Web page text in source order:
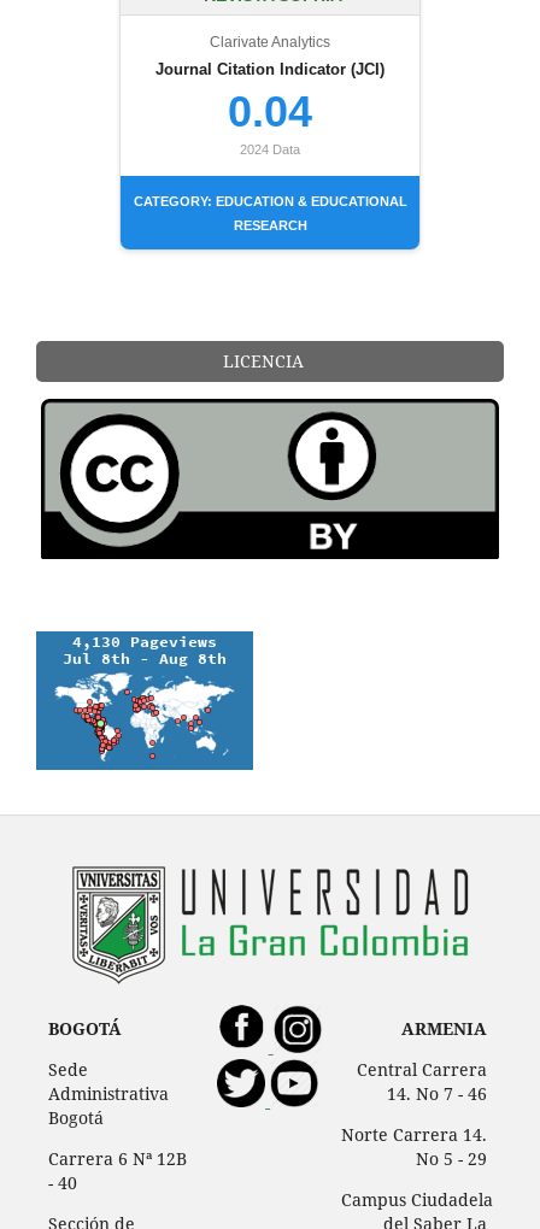
Clarivate Analytics
Journal Citation Indicator (JCI)
0.04
2024 Data
CATEGORY: EDUCATION & EDUCATIONAL
RESEARCH
LICENCIA
BOGOTÁ
Sede
Administrativa
Bogotá
Carrera 6 Nª 12B
- 40
Sección de
ARMENIA
Central Carrera
14. No 7 - 46
Norte Carrera 14.
No 5 - 29
Campus Ciudadela
del Saber La